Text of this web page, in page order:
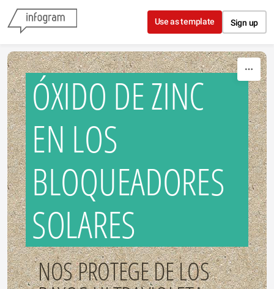
Skip to content
Use as template Sign up
ÓXIDO DE ZINC
EN LOS
BLOQUEADORES
SOLARES
NOS PROTEGE DE LOS